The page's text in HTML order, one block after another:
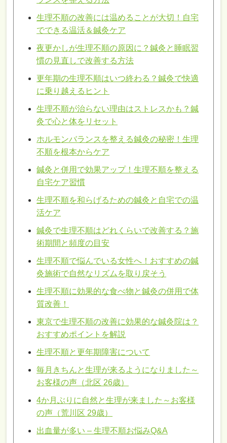
生理不順の改善には温めることが大切！自宅
でできる温活＆鍼灸ケア
夜更かしが生理不順の原因に？鍼灸と睡眠習
慣の見直しで改善する方法
更年期の生理不順はいつ終わる？鍼灸で快適
に乗り越えるヒント
生理不順が治らない理由はストレスかも？鍼
灸で心と体をリセット
ホルモンバランスを整える鍼灸の秘密！生理
不順を根本からケア
鍼灸と併用で効果アップ！生理不順を整える
自宅ケア習慣
生理不順を和らげるための鍼灸と自宅での温
活ケア
鍼灸で生理不順はどれくらいで改善する？施
術期間と頻度の目安
生理不順で悩んでいる女性へ！おすすめの鍼
灸施術で自然なリズムを取り戻そう
生理不順に効果的な食べ物と鍼灸の併用で体
質改善！
東京で生理不順の改善に効果的な鍼灸院は？
おすすめポイントを解説
生理不順と更年期障害について
毎月きちんと生理が来るようになりました～
お客様の声（北区 26歳）
4か月ぶりに自然と生理が来ました～お客様
の声（荒川区 29歳）
出血量が多い – 生理不順お悩みQ&A